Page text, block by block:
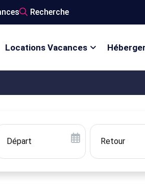
Recherche
Locations Vacances